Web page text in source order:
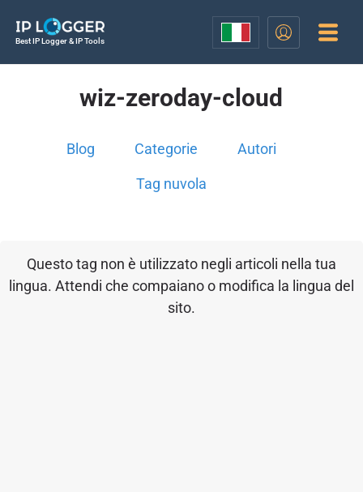
Best IP Logger & IP Tools
wiz-zeroday-cloud
Blog Categorie Autori
Tag nuvola